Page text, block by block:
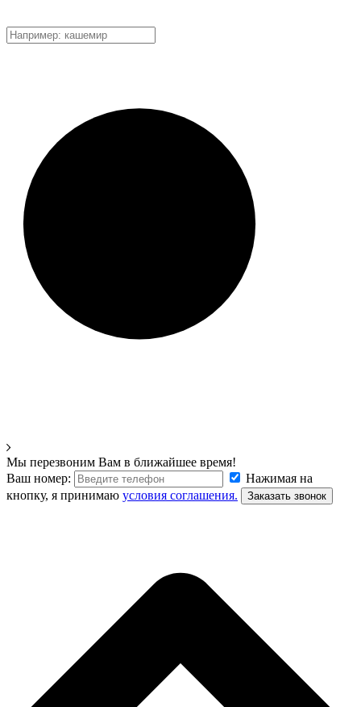
Мы перезвоним Вам в ближайшее время!
Ваш номер:
Нажимая на
кнопку, я принимаю условия соглашения.